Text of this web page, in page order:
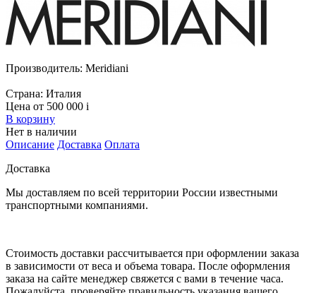
Производитель: Meridiani
Страна: Италия
Цена от 500 000 i
В корзину
Нет в наличии
Описание Доставка Оплата
Доставка
Мы доставляем по всей территории России известными
транспортными компаниями.
Стоимость доставки рассчитывается при оформлении заказа
в зависимости от веса и объема товара. После оформления
заказа на сайте менеджер свяжется с вами в течение часа.